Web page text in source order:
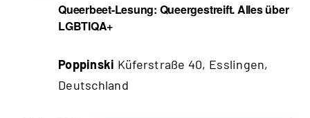
Queerbeet-Lesung: Queergestreift. Alles über
LGBTIQA+
Poppinski Küferstraße 40, Esslingen,
Deutschland